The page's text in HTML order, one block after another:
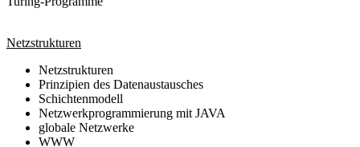
Netzstrukturen
Netzstrukturen
Prinzipien des Datenaustausches
Schichtenmodell
Netzwerkprogrammierung mit JAVA
globale Netzwerke
WWW